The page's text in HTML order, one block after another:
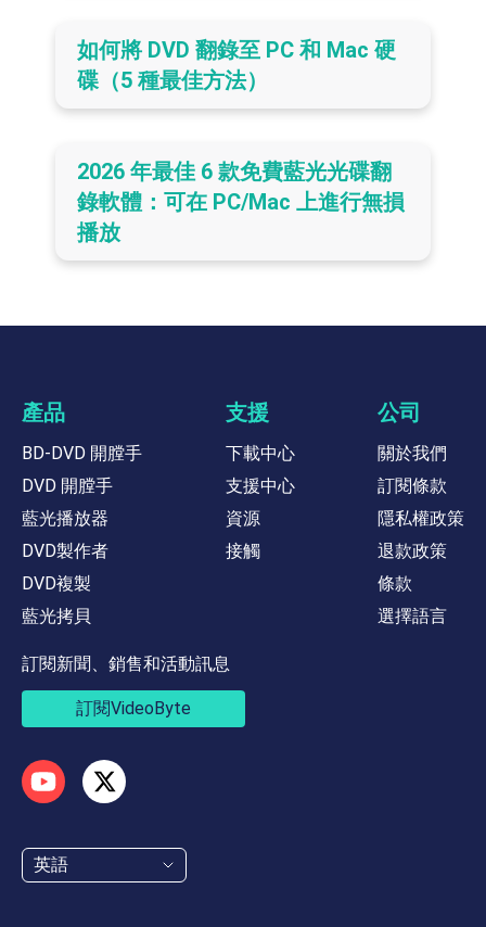
如何將 DVD 翻錄至 PC 和 Mac 硬
碟（5 種最佳方法）
2026 年最佳 6 款免費藍光光碟翻
錄軟體：可在 PC/Mac 上進行無損
播放
產品
BD-DVD 開膛手
DVD 開膛手
藍光播放器
DVD製作者
DVD複製
藍光拷貝
支援
下載中心
支援中心
資源
接觸
公司
關於我們
訂閱條款
隱私權政策
退款政策
條款
選擇語言
訂閱新聞、銷售和活動訊息
訂閱VideoByte
英語